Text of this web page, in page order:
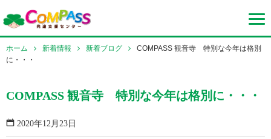
ホーム 新着情報 新着ブログ
COMPASS 観音寺 特別な今年は格別
に・・・
COMPASS 観音寺 特別な今年は格別に・・・
2020年12月23日